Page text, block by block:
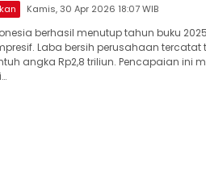
Kamis, 30 Apr 2026 18:07 WIB
berhasil menutup tahun buku
Laba bersih perusahaan tercatat
angka Rp2,8 triliun. Pencapaian ini